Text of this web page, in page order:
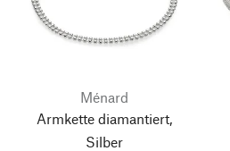
Ménard
Armkette diamantiert,
Silber